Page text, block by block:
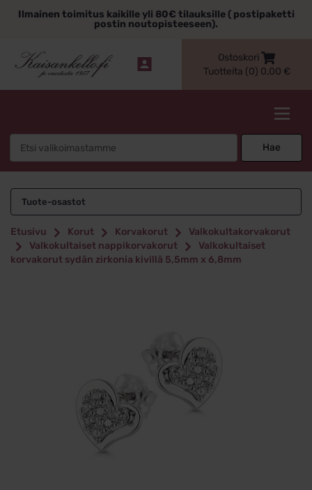
sisältöönIlmainen toimitus kaikille yli 80€ tilauksille ( postipaketti
postin noutopisteeseen).
Ostoskori
Tuotteita (0) 0,00 €
Hae
Tuote-osastot
Etusivu Korut Korvakorut
Valkokultakorvakorut
Valkokultaiset nappikorvakorut
Valkokultaiset
korvakorut sydän zirkonia kivillä 5,5mm x 6,8mm